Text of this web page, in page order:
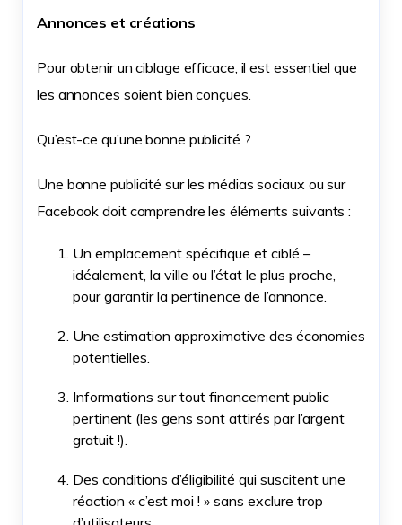
Annonces et créations
Pour obtenir un ciblage efficace, il est essentiel que
les annonces soient bien conçues.
Qu’est-ce qu’une bonne publicité ?
Une bonne publicité sur les médias sociaux ou sur
Facebook doit comprendre les éléments suivants :
Un emplacement spécifique et ciblé –
idéalement, la ville ou l’état le plus proche,
pour garantir la pertinence de l’annonce.
Une estimation approximative des économies
potentielles.
Informations sur tout financement public
pertinent (les gens sont attirés par l’argent
gratuit !).
Des conditions d’éligibilité qui suscitent une
réaction « c’est moi ! » sans exclure trop